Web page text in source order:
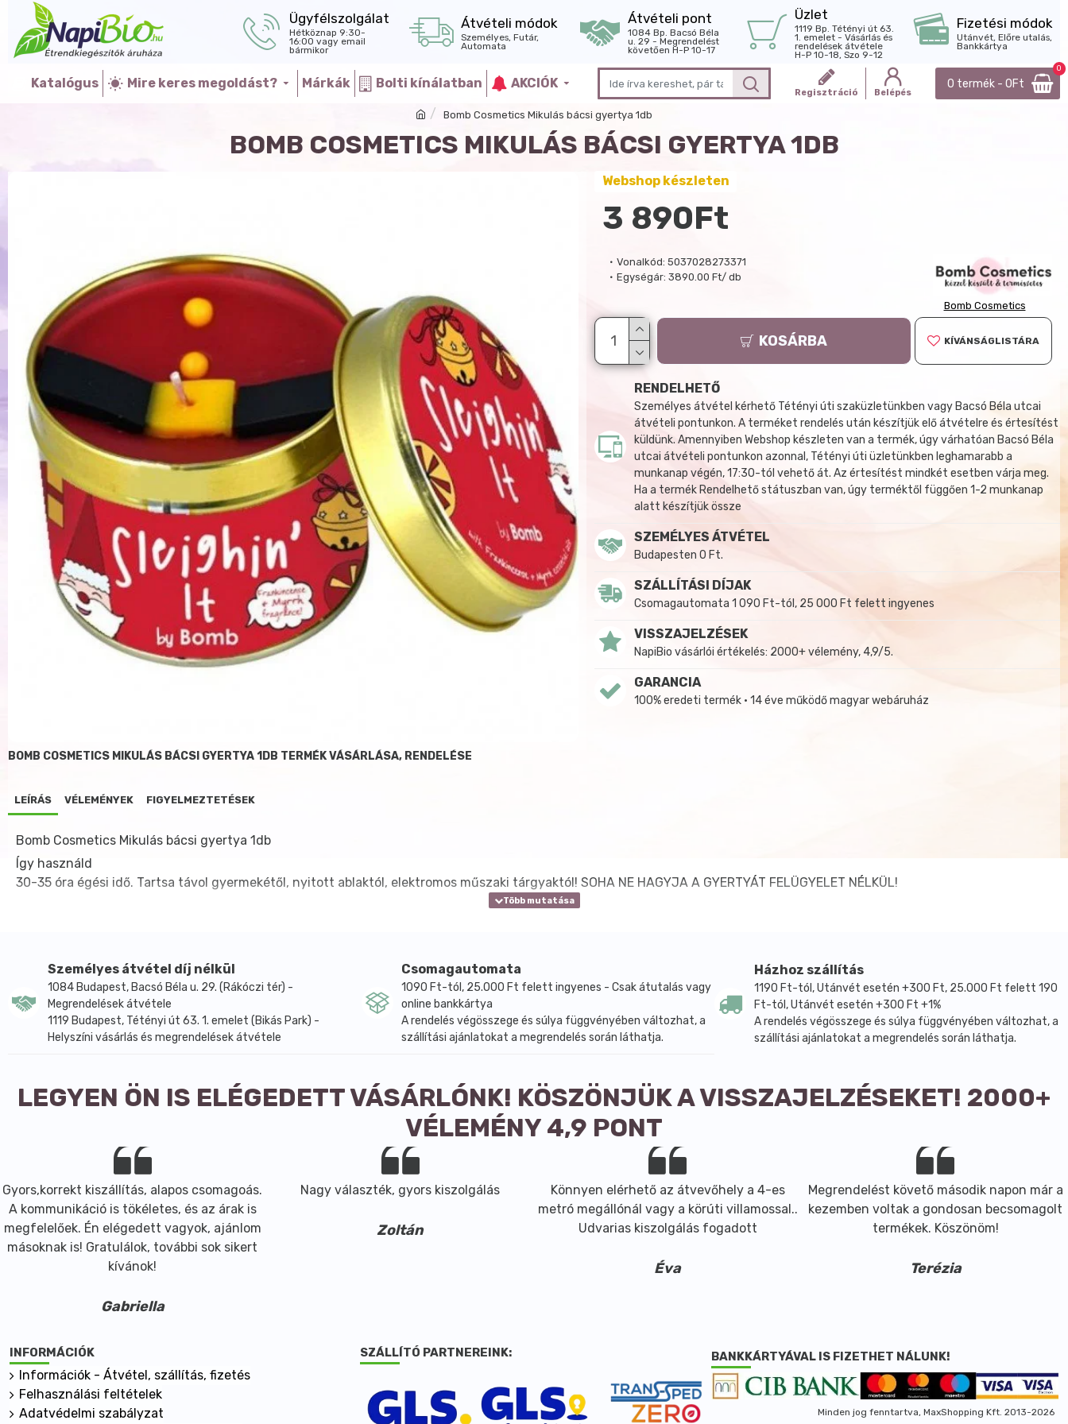
Ügyfélszolgálat
Hétköznap 9:30-
16:00 vagy email
bármikor
Átvételi módok
Személyes, Futár,
Automata
Átvételi pont
1084 Bp. Bacsó Béla
u. 29 - Megrendelést
követően H-P 10-17
Üzlet
1119 Bp. Tétényi út 63.
1. emelet - Vásárlás és
rendelések átvétele
H-P 10-18, Szo 9-12
Fizetési módok
Utánvét, Előre utalás,
Bankkártya
Katalógus Mire keres megoldást? Márkák Bolti kínálatban AKCIÓK
Regisztráció Belépés
0 termék - 0Ft
0
Bomb Cosmetics Mikulás bácsi gyertya 1db
BOMB COSMETICS MIKULÁS BÁCSI GYERTYA 1DB
Vonalkód: 5037028273371
Egységár: 3890.00 Ft/ db
Bomb Cosmetics
Webshop készleten
3 890Ft
KOSÁRBA KÍVÁNSÁGLISTÁRA
RENDELHETŐ
Személyes átvétel kérhető Tétényi úti szaküzletünkben vagy Bacsó Béla utcai
átvételi pontunkon. A terméket rendelés után készítjük elő átvételre és értesítést
küldünk. Amennyiben Webshop készleten van a termék, úgy várhatóan Bacsó Béla
utcai átvételi pontunkon azonnal, Tétényi úti üzletünkben leghamarabb a
munkanap végén, 17:30-tól vehető át. Az értesítést mindkét esetben várja meg.
Ha a termék Rendelhető státuszban van, úgy terméktől függően 1-2 munkanap
alatt készítjük össze
SZEMÉLYES ÁTVÉTEL
Budapesten 0 Ft.
SZÁLLÍTÁSI DÍJAK
Csomagautomata 1 090 Ft-tól, 25 000 Ft felett ingyenes
VISSZAJELZÉSEK
NapiBio vásárlói értékelés: 2000+ vélemény, 4,9/5.
GARANCIA
100% eredeti termék • 14 éve működő magyar webáruház
BOMB COSMETICS MIKULÁS BÁCSI GYERTYA 1DB TERMÉK VÁSÁRLÁSA, RENDELÉSE
LEÍRÁS VÉLEMÉNYEK FIGYELMEZTETÉSEK
Bomb Cosmetics Mikulás bácsi gyertya 1db
Így használd
30-35 óra égési idő. Tartsa távol gyermekétől, nyitott ablaktól, elektromos műszaki tárgyaktól! SOHA NE HAGYJA A GYERTYÁT FELÜGYELET NÉLKÜL!
Személyes átvétel díj nélkül
1084 Budapest, Bacsó Béla u. 29. (Rákóczi tér) -
Megrendelések átvétele
1119 Budapest, Tétényi út 63. 1. emelet (Bikás Park) -
Helyszíni vásárlás és megrendelések átvétele
Csomagautomata
1090 Ft-tól, 25.000 Ft felett ingyenes - Csak átutalás vagy
online bankkártya
A rendelés végösszege és súlya függvényében változhat, a
szállítási ajánlatokat a megrendelés során láthatja.
Házhoz szállítás
1190 Ft-tól, Utánvét esetén +300 Ft, 25.000 Ft felett 190
Ft-tól, Utánvét esetén +300 Ft +1%
A rendelés végösszege és súlya függvényében változhat, a
szállítási ajánlatokat a megrendelés során láthatja.
LEGYEN ÖN IS ELÉGEDETT VÁSÁRLÓNK! KÖSZÖNJÜK A VISSZAJELZÉSEKET! 2000+
VÉLEMÉNY 4,9 PONT
Gyors,korrekt kiszállítás, alapos csomagoás.
A kommunikáció is tökéletes, és az árak is
megfelelőek. Én elégedett vagyok, ajánlom
másoknak is! Gratulálok, további sok sikert
kívánok!
Gabriella
Nagy választék, gyors kiszolgálás
Zoltán
Könnyen elérhető az átvevőhely a 4-es
metró megállónál vagy a körúti villamossal..
Udvarias kiszolgálás fogadott
Éva
Megrendelést követő második napon már a
kezemben voltak a gondosan becsomagolt
termékek. Köszönöm!
Terézia
INFORMÁCIÓK
Információk - Átvétel, szállítás, fizetés
Felhasználási feltételek
Adatvédelmi szabályzat
SZÁLLÍTÓ PARTNEREINK: BANKKÁRTYÁVAL IS FIZETHET NÁLUNK!
Minden jog fenntartva, MaxShopping Kft. 2013-2026